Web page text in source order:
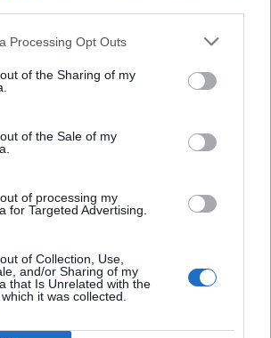
Processing Opt Outs
of the Sharing of my
of the Sale of my
of processing my
for Targeted Advertising.
of Collection, Use,
and/or Sharing of my
that Is Unrelated with the
it was collected.
MM-
näytönpaikka – istutettiin